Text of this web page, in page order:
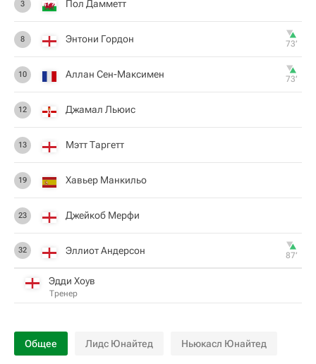
3 Пол Дамметт
8 Энтони Гордон 73‎’‎
10 Аллан Сен-Максимен 73‎’‎
12 Джамал Льюис
13 Мэтт Таргетт
19 Хавьер Манкильо
23 Джейкоб Мерфи
32 Эллиот Андерсон 87‎’‎
Эдди Хоув
Тренер
Общее Лидс Юнайтед Ньюкасл Юнайтед